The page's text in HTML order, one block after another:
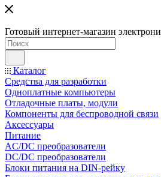
Готовый интернет-магазин
Каталог
Средства для разработки
Одноплатные компьютеры
Отладочные платы, модули
Компоненты для беспроводной связи
Аксессуары
Питание
AC/DC преобразователи
DC/DC преобразователи
Блоки питания на DIN-рейку